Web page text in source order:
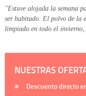
"Estuve alojada la semana
ser habitado. El polvo de la
limpiado en todo el
NUESTRAS
Descuento directo